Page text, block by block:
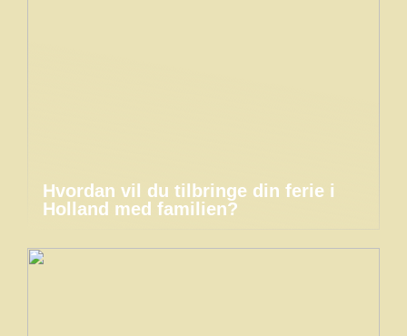
Hvordan vil du tilbringe din ferie i
Holland med familien?